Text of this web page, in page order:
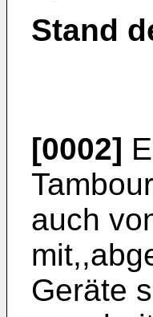
Stand
[0002]
auch
Geräte